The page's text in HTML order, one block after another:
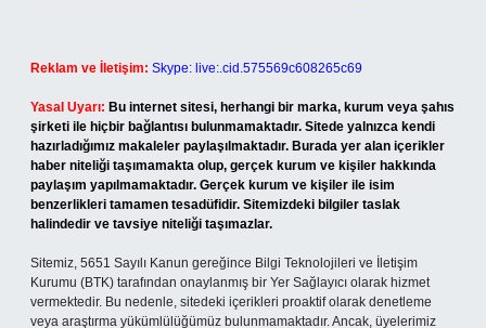
Reklam ve İletişim: Skype: live:.cid.575569c608265c69
Yasal Uyarı: Bu internet sitesi, herhangi bir marka, kurum veya şahıs
şirketi ile hiçbir bağlantısı bulunmamaktadır. Sitede yalnızca kendi
hazırladığımız makaleler paylaşılmaktadır. Burada yer alan içerikler
haber niteliği taşımamakta olup, gerçek kurum ve kişiler hakkında
paylaşım yapılmamaktadır. Gerçek kurum ve kişiler ile isim
benzerlikleri tamamen tesadüfidir. Sitemizdeki bilgiler taslak
halindedir ve tavsiye niteliği taşımazlar.
Sitemiz, 5651 Sayılı Kanun gereğince Bilgi Teknolojileri ve İletişim
Kurumu (BTK) tarafından onaylanmış bir Yer Sağlayıcı olarak hizmet
vermektedir. Bu nedenle, sitedeki içerikleri proaktif olarak denetleme
veya araştırma yükümlülüğümüz bulunmamaktadır. Ancak, üyelerimiz